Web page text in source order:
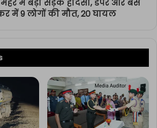
मैहर में बड़ा सड़क हादसा, डंपर और बस
में 9 लोगों की मौत, 20 घायल